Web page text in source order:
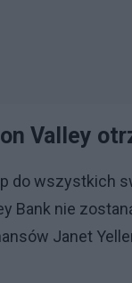
Valley
do wszystkich
Bank nie
Janet